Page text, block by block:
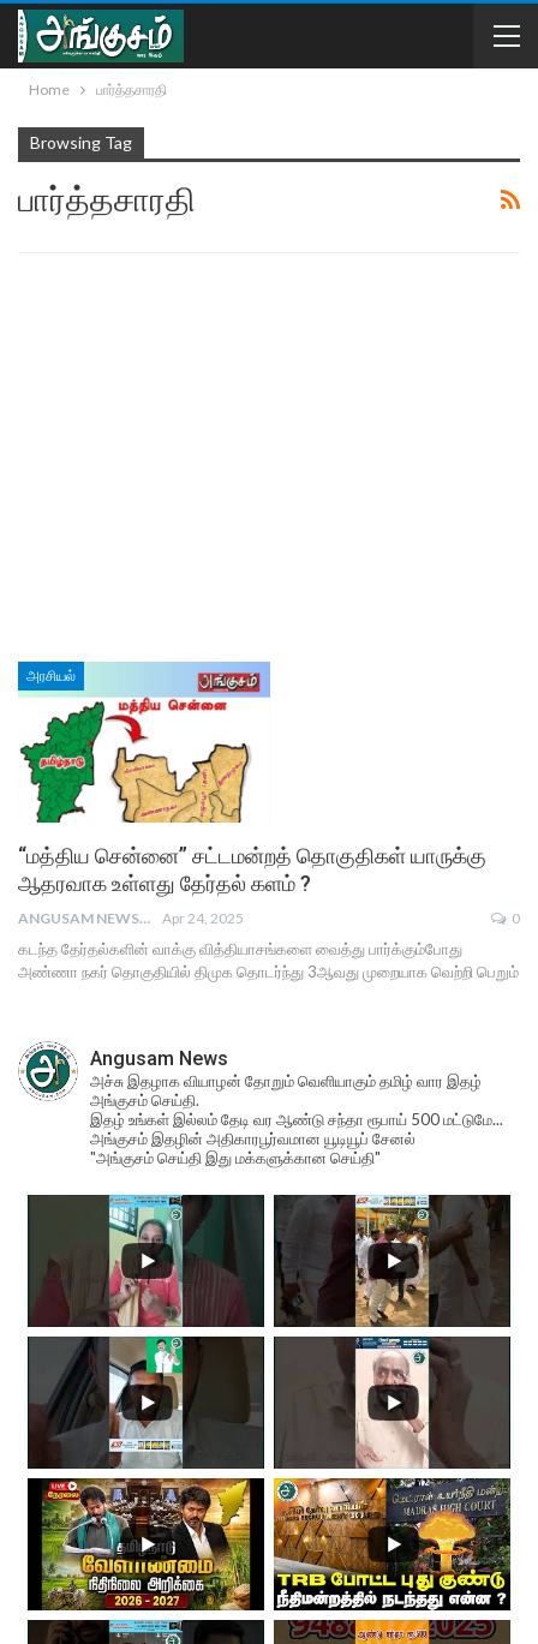
Home பார்த்தசாரதி
Browsing Tag
பார்த்தசாரதி
அரசியல்
“மத்திய சென்னை” சட்டமன்றத் தொகுதிகள் யாருக்கு
ஆதரவாக உள்ளது தேர்தல் களம் ?
ANGUSAM NEWS Apr 24, 2025 0
கடந்த தேர்தல்களின் வாக்கு வித்தியாசங்களை வைத்து பார்க்கும்போது
அண்ணா நகர் தொகுதியில் திமுக தொடர்ந்து 3ஆவது முறையாக வெற்றி பெறும்
Angusam News
அச்சு இதழாக வியாழன் தோறும் வெளியாகும் தமிழ் வார இதழ்
அங்குசம் செய்தி.
இதழ் உங்கள் இல்லம் தேடி வர ஆண்டு சந்தா ரூபாய் 500 மட்டுமே...
அங்குசம் இதழின் அதிகாரபூர்வமான யூடியூப் சேனல்
"அங்குசம் செய்தி இது மக்களுக்கான செய்தி"